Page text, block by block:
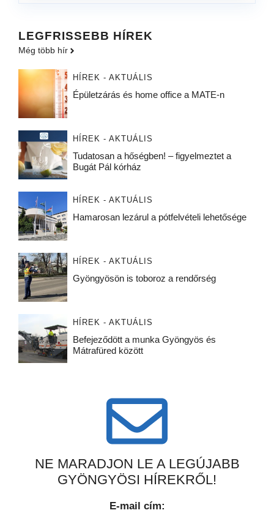
LEGFRISSEBB HÍREK
Még több hír
HÍREK - AKTUÁLIS
Épületzárás és home office a MATE-n
HÍREK - AKTUÁLIS
Tudatosan a hőségben! – figyelmeztet a
Bugát Pál kórház
HÍREK - AKTUÁLIS
Hamarosan lezárul a pótfelvételi lehetősége
HÍREK - AKTUÁLIS
Gyöngyösön is toboroz a rendőrség
HÍREK - AKTUÁLIS
Befejeződött a munka Gyöngyös és
Mátrafüred között
NE MARADJON LE A LEGÚJABB
GYÖNGYÖSI HÍREKRŐL!
E-mail cím: